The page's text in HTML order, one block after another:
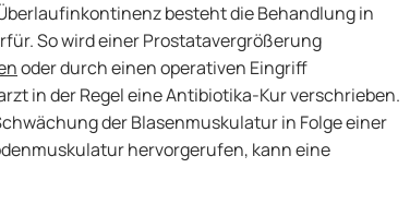
besteht die Behandlung in
So wird einer Prostatavergrößerung
oder durch einen operativen Eingriff
in der Regel eine Antibiotika-Kur verschrieben.
der Blasenmuskulatur in Folge einer
hervorgerufen, kann eine